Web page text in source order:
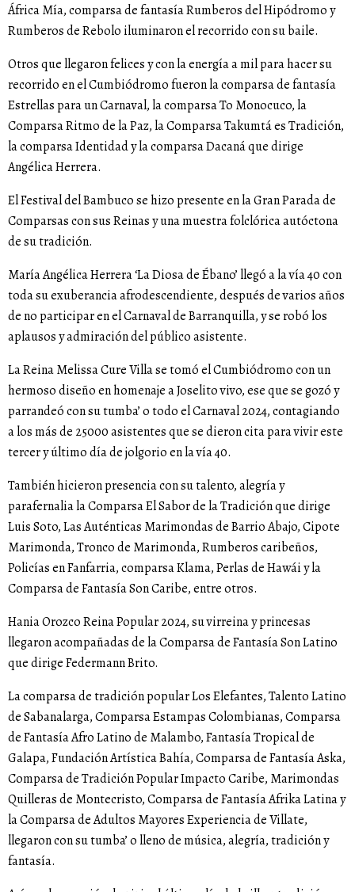
África Mía, comparsa de fantasía Rumberos del Hipódromo y
Rumberos de Rebolo iluminaron el recorrido con su baile.
Otros que llegaron felices y con la energía a mil para hacer su
recorrido en el Cumbiódromo fueron la comparsa de fantasía
Estrellas para un Carnaval, la comparsa To Monocuco, la
Comparsa Ritmo de la Paz, la Comparsa Takumtá es Tradición,
la comparsa Identidad y la comparsa Dacaná que dirige
Angélica Herrera.
El Festival del Bambuco se hizo presente en la Gran Parada de
Comparsas con sus Reinas y una muestra folclórica autóctona
de su tradición.
María Angélica Herrera ‘La Diosa de Ébano’ llegó a la vía 40 con
toda su exuberancia afrodescendiente, después de varios años
de no participar en el Carnaval de Barranquilla, y se robó los
aplausos y admiración del público asistente.
La Reina Melissa Cure Villa se tomó el Cumbiódromo con un
hermoso diseño en homenaje a Joselito vivo, ese que se gozó y
parrandeó con su tumba’ o todo el Carnaval 2024, contagiando
a los más de 25000 asistentes que se dieron cita para vivir este
tercer y último día de jolgorio en la vía 40.
También hicieron presencia con su talento, alegría y
parafernalia la Comparsa El Sabor de la Tradición que dirige
Luis Soto, Las Auténticas Marimondas de Barrio Abajo, Cipote
Marimonda, Tronco de Marimonda, Rumberos caribeños,
Policías en Fanfarria, comparsa Klama, Perlas de Hawái y la
Comparsa de Fantasía Son Caribe, entre otros.
Hania Orozco Reina Popular 2024, su virreina y princesas
llegaron acompañadas de la Comparsa de Fantasía Son Latino
que dirige Federmann Brito.
La comparsa de tradición popular Los Elefantes, Talento Latino
de Sabanalarga, Comparsa Estampas Colombianas, Comparsa
de Fantasía Afro Latino de Malambo, Fantasía Tropical de
Galapa, Fundación Artística Bahía, Comparsa de Fantasía Aska,
Comparsa de Tradición Popular Impacto Caribe, Marimondas
Quilleras de Montecristo, Comparsa de Fantasía Afrika Latina y
la Comparsa de Adultos Mayores Experiencia de Villate,
llegaron con su tumba’ o lleno de música, alegría, tradición y
fantasía.